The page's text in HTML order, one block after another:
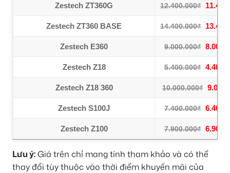
Zestech ZT360G 12.400.000₫
Zestech ZT360 BASE 14.400.000₫
Zestech E360 9.000.000₫
Zestech Z18 5.400.000₫
Zestech Z18 360 10.000.000₫
Zestech S100J 7.400.000₫
Zestech Z100 7.900.000₫
Lưu ý:Giá trên chỉ mang tính tham khảo và có thể
thay đổi tùy thuộc vào thời điểm khuyến mãi của